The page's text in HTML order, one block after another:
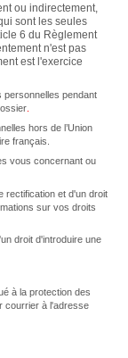
ou indirectement,
sont les seules
6 du Règlement
n'est pas
est l'exercice
personnelles pendant
.
hors de l’Union
français.
vous concernant ou
rectification et d'un droit
sur vos droits
droit d'introduire une
à la protection des
courrier à l'adresse